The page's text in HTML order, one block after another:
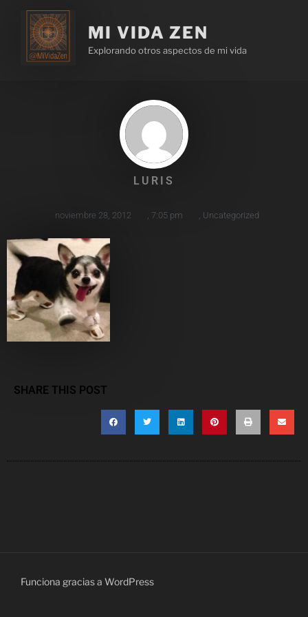
MI VIDA ZEN
Explorando otros aspectos de mi vida
LURIS
noviembre 28, 2012 7:05 pm Uncategorized
SHARE THIS POST
Funciona gracias a WordPress